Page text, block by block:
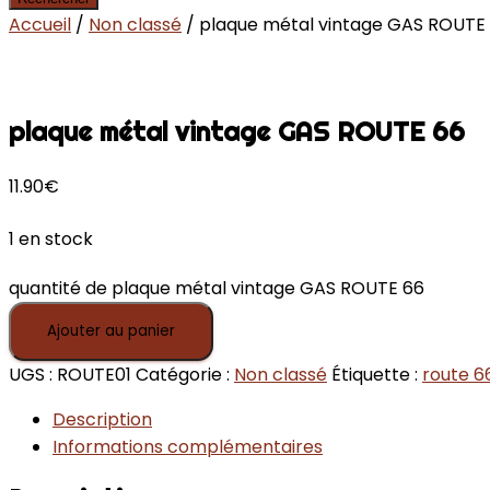
Accueil / Non classé / plaque métal vintage GAS
plaque métal vintage GAS ROUTE 66
11.90€
1 en stock
quantité de plaque métal vintage GAS ROUTE 66
Ajouter au panier
UGS : ROUTE01 Catégorie : Non classé Étiquette : route
Description
Informations complémentaires